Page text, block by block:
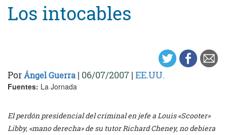
Los intocables
PorÁngel Guerra | 06/07/2007 | EE.UU.
Fuentes: La Jornada
El perdón presidencial del criminal en jefe a Louis «Scooter»
Libby, «mano derecha» de su tutor Richard Cheney, no debiera